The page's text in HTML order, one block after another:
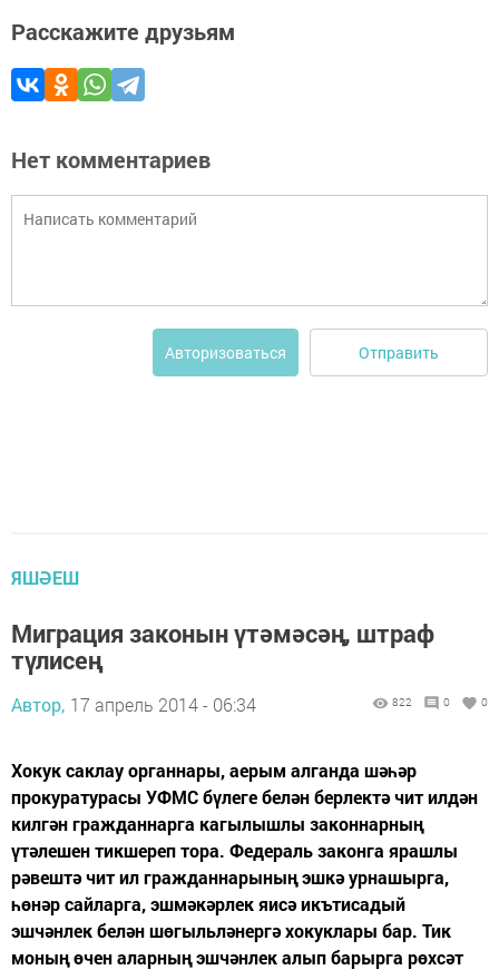
Расскажите друзьям
Нет комментариев
Авторизоваться Отправить
ЯШӘЕШ
Миграция законын үтәмәсәң, штраф
түлисең
Автор, 17 апрель 2014 - 06:34 822 0 0
Хокук саклау органнары, аерым алганда шәһәр
прокуратурасы УФМС бүлеге белән берлектә чит илдән
килгән гражданнарга кагылышлы законнарның
үтәлешен тикшереп тора. Федераль законга ярашлы
рәвештә чит ил гражданнарының эшкә урнашырга,
һөнәр сайларга, эшмәкәрлек яисә икътисадый
эшчәнлек белән шөгыльләнергә хокуклары бар. Тик
моның өчен аларның эшчәнлек алып барырга рөхсәт